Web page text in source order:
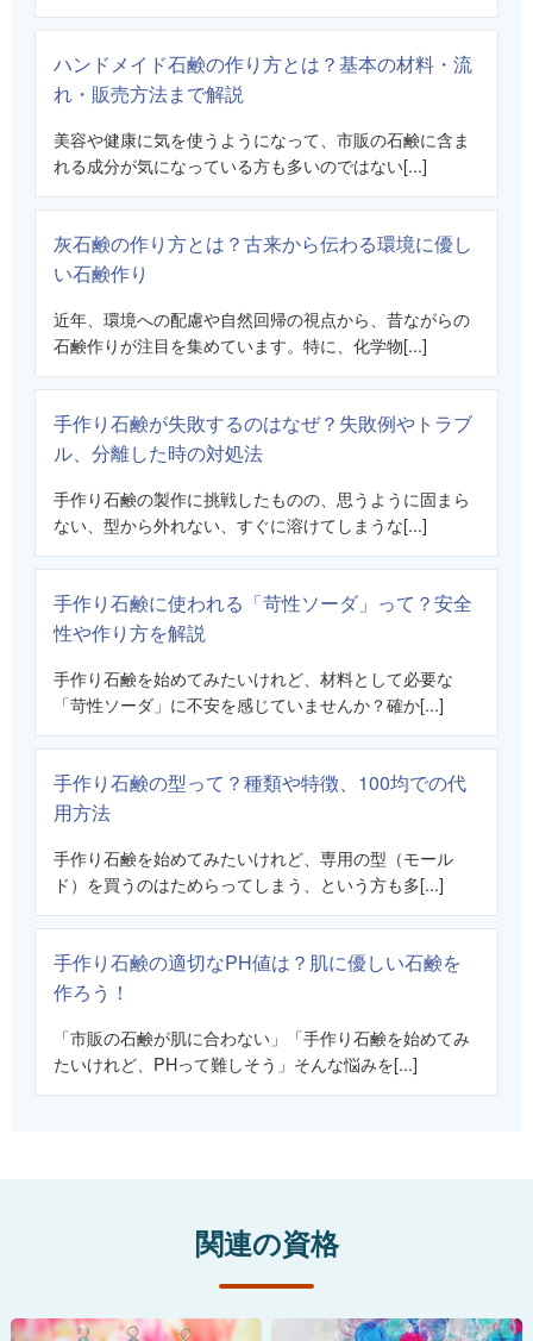
ハンドメイド石鹸の作り方とは？基本の材料・流
れ・販売方法まで解説
美容や健康に気を使うようになって、市販の石鹸に含ま
れる成分が気になっている方も多いのではない[...]
灰石鹸の作り方とは？古来から伝わる環境に優し
い石鹸作り
近年、環境への配慮や自然回帰の視点から、昔ながらの
石鹸作りが注目を集めています。特に、化学物[...]
手作り石鹸が失敗するのはなぜ？失敗例やトラブ
ル、分離した時の対処法
手作り石鹸の製作に挑戦したものの、思うように固まら
ない、型から外れない、すぐに溶けてしまうな[...]
手作り石鹸に使われる「苛性ソーダ」って？安全
性や作り方を解説
手作り石鹸を始めてみたいけれど、材料として必要な
「苛性ソーダ」に不安を感じていませんか？確か[...]
手作り石鹸の型って？種類や特徴、100均での代
用方法
手作り石鹸を始めてみたいけれど、専用の型（モール
ド）を買うのはためらってしまう、という方も多[...]
手作り石鹸の適切なPH値は？肌に優しい石鹸を
作ろう！
「市販の石鹸が肌に合わない」「手作り石鹸を始めてみ
たいけれど、PHって難しそう」そんな悩みを[...]
関連の資格